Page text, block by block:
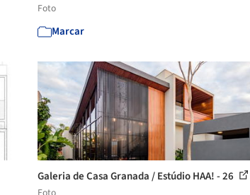
Foto
Marcar
Galeria de Casa Granada / Estúdio HAA! - 26